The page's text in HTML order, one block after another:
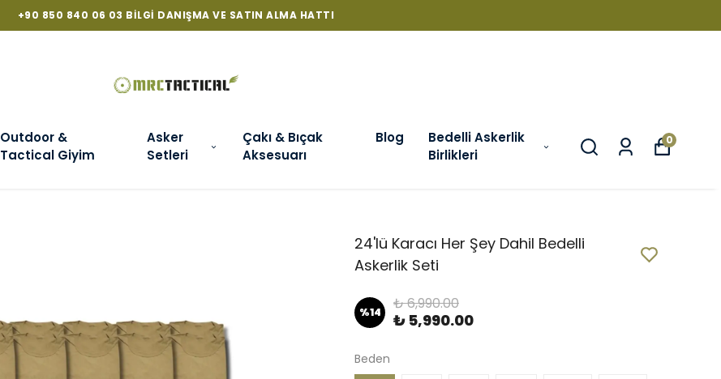
+90 850 840 06 03 BILGI DANIŞMA VE SATIN ALMA HATTI
Outdoor &
Tactical Giyim
Asker
Setleri
Çakı & Bıçak
Aksesuarı
Blog
Bedelli Askerlik
Birlikleri
0
24'lü Karacı Her Şey Dahil Bedelli
Askerlik Seti
%14 ₺ 6,990.00
₺ 5,990.00
Beden